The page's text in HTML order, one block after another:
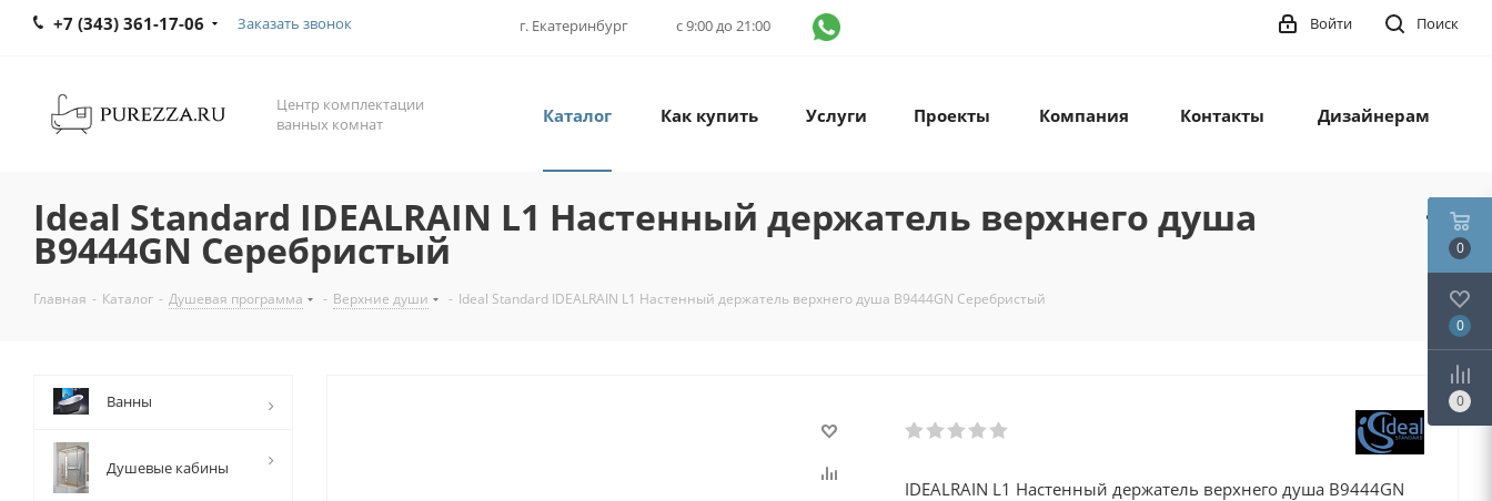
+7 (343) 361-17-06 Заказать звонок г. Екатеринбург с 9:00 до 21:00 Поиск
Войти
Центр комплектации
ванных комнат
Каталог Как купить Услуги Проекты Компания Контакты Дизайнерам
Ideal Standard IDEALRAIN L1 Настенный держатель верхнего душа
B9444GN Серебристый
Главная - Каталог - Душевая программа - Верхние души - Ideal Standard IDEALRAIN L1 Настенный держатель верхнего душа B9444GN Серебристый
IDEALRAIN L1 Настенный держатель верхнего душа B9444GN
Ванны
Душевые кабины
0
0
0